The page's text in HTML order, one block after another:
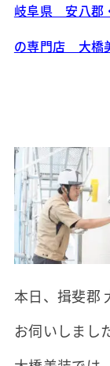
岐阜県 安八郡
の専門店 大橋
本日、揖斐郡
お伺いしまし